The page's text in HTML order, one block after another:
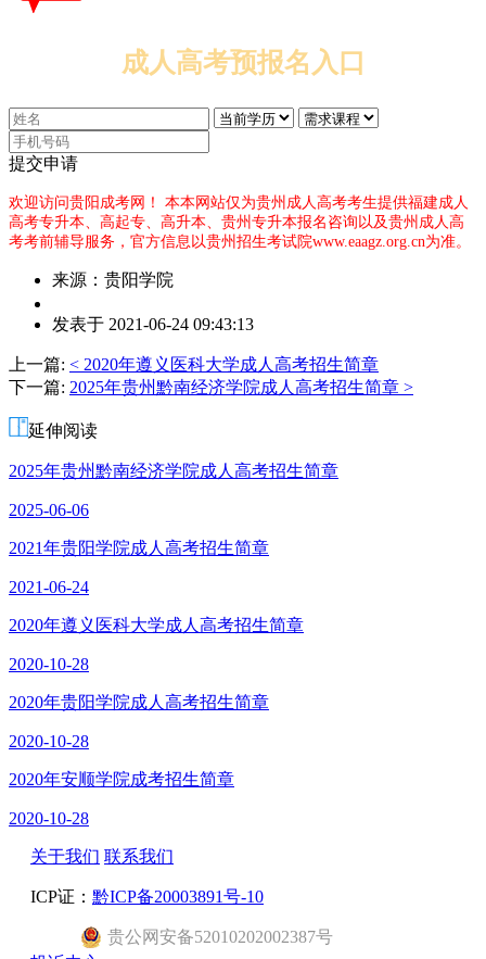
成人高考预报名入口
提交申请
欢迎访问贵阳成考网！ 本本网站仅为贵州成人高考考生提供福建成人
高考专升本、高起专、高升本、贵州专升本报名咨询以及贵州成人高
考考前辅导服务，官方信息以贵州招生考试院www.eaagz.org.cn为准。
来源：贵阳学院
者：
老
师
发表于 2021-06-24 09:43:13
上一篇: < 2020年遵义医科大学成人高考招生简章
下一篇: 2025年贵州黔南经济学院成人高考招生简章 >
延伸阅读
2025年贵州黔南经济学院成人高考招生简章
2025-06-06
2021年贵阳学院成人高考招生简章
2021-06-24
2020年遵义医科大学成人高考招生简章
2020-10-28
2020年贵阳学院成人高考招生简章
2020-10-28
2020年安顺学院成考招生简章
2020-10-28
关于我们 联系我们
ICP证： 黔ICP备20003891号-10
贵公网安备52010202002387号